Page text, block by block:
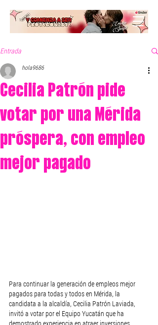
Entrada
Cecilia Patrón pide
votar por una Mérida
próspera, con empleo
mejor pagado
hola9686
Para continuar la generación de empleos mejor
pagados para todas y todos en Mérida, la
candidata a la alcaldía, Cecilia Patrón Laviada,
invitó a votar por el Equipo Yucatán que ha